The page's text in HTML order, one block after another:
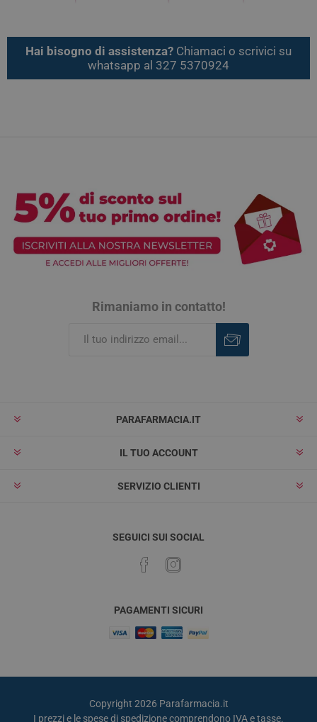
Hai bisogno di assistenza? Chiamaci o scrivici su
whatsapp al 327 5370924
Rimaniamo in contatto!
PARAFARMACIA.IT
IL TUO ACCOUNT
SERVIZIO CLIENTI
SEGUICI SUI SOCIAL
PAGAMENTI SICURI
Copyright 2026 Parafarmacia.it
I prezzi e le spese di spedizione comprendono IVA e tasse.